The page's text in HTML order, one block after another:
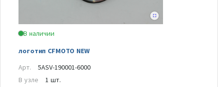
В наличии
логотип CFMOTO NEW
Арт.
5ASV-190001-6000
В узле
1 шт.